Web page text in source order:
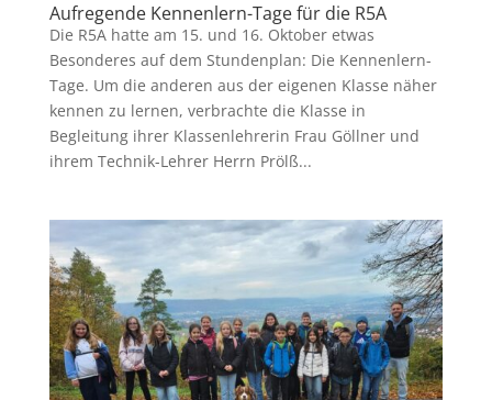
Aufregende Kennenlern-Tage für die R5A
Die R5A hatte am 15. und 16. Oktober etwas
Besonderes auf dem Stundenplan: Die Kennenlern-
Tage. Um die anderen aus der eigenen Klasse näher
kennen zu lernen, verbrachte die Klasse in
Begleitung ihrer Klassenlehrerin Frau Göllner und
ihrem Technik-Lehrer Herrn Prölß...